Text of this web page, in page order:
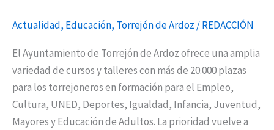
Actualidad, Educación, Torrejón de Ardoz /REDACCIÓN
El Ayuntamiento de Torrejón de Ardoz ofrece una amplia
variedad de cursos y talleres con más de 20.000 plazas
para los torrejoneros en formación para el Empleo,
Cultura, UNED, Deportes, Igualdad, Infancia, Juventud,
Mayores y Educación de Adultos. La prioridad vuelve a
y
de
Adultos